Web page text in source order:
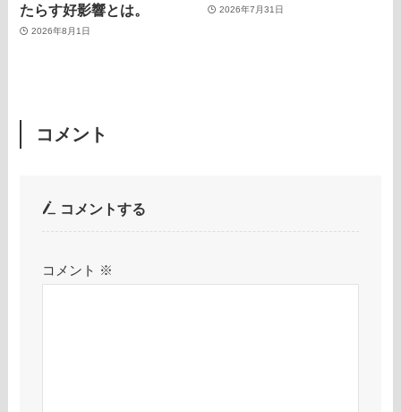
たらす好影響とは。
2026年8月1日
2026年7月31日
コメント
コメントする
コメント ※